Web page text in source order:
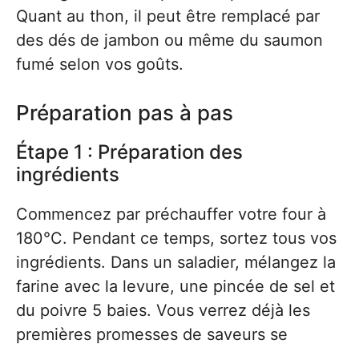
Quant au thon, il peut être remplacé par
des dés de jambon ou même du saumon
fumé selon vos goûts.
Préparation pas à pas
Étape 1 : Préparation des
ingrédients
Commencez par préchauffer votre four à
180°C. Pendant ce temps, sortez tous vos
ingrédients. Dans un saladier, mélangez la
farine avec la levure, une pincée de sel et
du poivre 5 baies. Vous verrez déjà les
premières promesses de saveurs se